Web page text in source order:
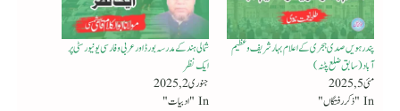
پندرہویں صدی ہجری کے اعلام بہار شریف و عظیم
آباد (سابق ضلع پٹنہ)
مئی 5, 2025
In "ذکر رفتگاں"
شمالی ہند کے مدرسہ بورڈ اور عربی و فارسی یونیورسٹی پر
ایک نظر
جنوری 2, 2025
In "ادبیات"